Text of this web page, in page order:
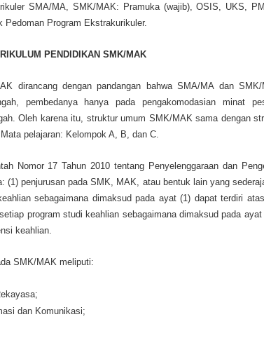
SMA/MA, SMK/MAK: Pramuka (wajib), OSIS, UKS,
Pedoman Program Ekstrakurikuler.
PENDIDIKAN SMK/MAK
dirancang dengan pandangan bahwa SMA/MA dan
pembedanya hanya pada pengakomodasian minat
Oleh karena itu, struktur umum SMK/MAK sama dengan
pelajaran: Kelompok A, B, dan C.
Nomor 17 Tahun 2010 tentang Penyelenggaraan dan
(1) penjurusan pada SMK, MAK, atau bentuk lain yang
sebagaimana dimaksud pada ayat (1) dapat terdiri
program studi keahlian sebagaimana dimaksud pada
keahlian.
SMK/MAK meliputi:
dan Komunikasi;